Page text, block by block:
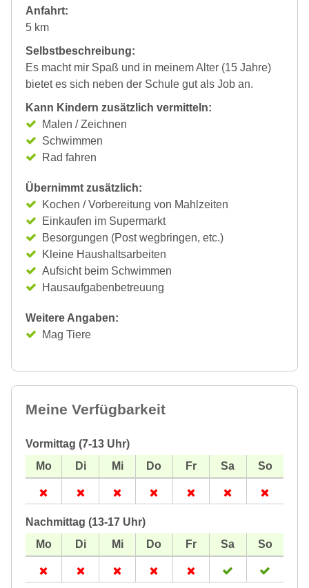
Anfahrt:
5 km
Selbstbeschreibung:
Es macht mir Spaß und in meinem Alter (15 Jahre)
bietet es sich neben der Schule gut als Job an.
Kann Kindern zusätzlich vermitteln:
Malen / Zeichnen
Schwimmen
Rad fahren
Übernimmt zusätzlich:
Kochen / Vorbereitung von Mahlzeiten
Einkaufen im Supermarkt
Besorgungen (Post wegbringen, etc.)
Kleine Haushaltsarbeiten
Aufsicht beim Schwimmen
Hausaufgabenbetreuung
Weitere Angaben:
Mag Tiere
Meine Verfügbarkeit
Vormittag (7-13 Uhr)
Nachmittag (13-17 Uhr)